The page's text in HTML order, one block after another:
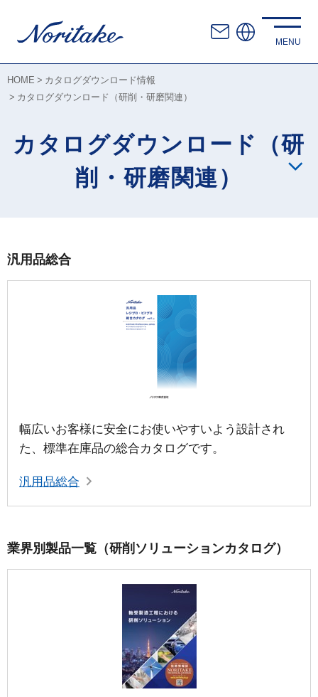
HOME
カタログダウンロード情報
カタログダウンロード（研削・研磨関連）
カタログダウンロード（研
削・研磨関連）
汎用品総合
幅広いお客様に安全にお使いやすいよう設計され
た、標準在庫品の総合カタログです。
汎用品総合
業界別製品一覧（研削ソリューションカタログ）